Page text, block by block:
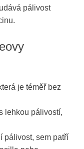
pálivost
je téměř bez
lehkou pálivostí,
pálivost, sem patří